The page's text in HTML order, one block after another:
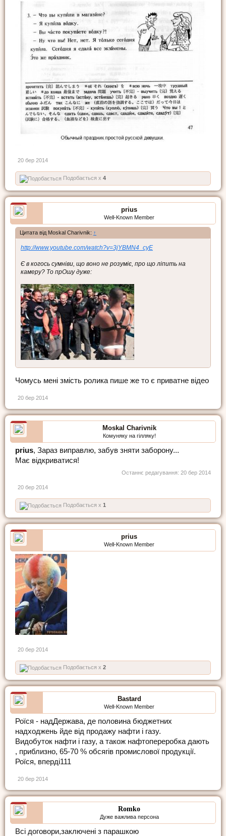
20 бер 2014
Подобається x 4
prius
Well-Known Member
Цитата від Moskal Charivnik: ↑
http://www.youtube.com/watch?v=3jYBMN4_cyE
Є в когось сумніви, що воно не розуміє, про що ліпить на
камеру? То прОшу дуже:
Чомусь мені змість ролика пише же то є приватне відео
20 бер 2014
Moskal Charivnik
Комуняку на гілляку!
prius, Зараз виправлю, забув зняти заборону...
Має відкриватися!
Останнє редагування: 20 бер 2014
20 бер 2014
Подобається x 1
prius
Well-Known Member
20 бер 2014
Подобається x 2
Bastard
Well-Known Member
Роїся - надДержава, де половина бюджетних
надходжень йде від продажу нафти і газу.
Видобуток нафти і газу, а також нафтопереробка дають
, приблизно, 65-70 % обсягів промислової продукції.
Роїся, вперді111
20 бер 2014
Romko
Дуже важлива персона
Всі договори,заключені з парашкою